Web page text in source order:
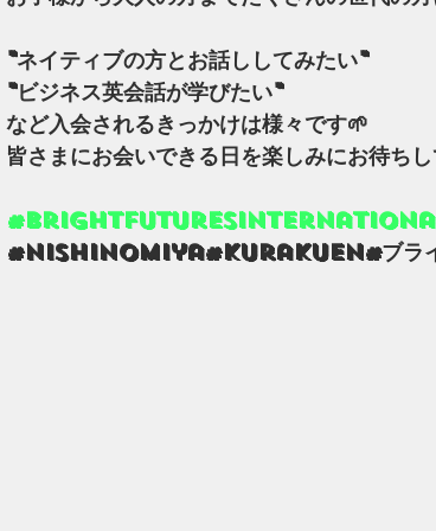
"ネイティブの方とお話ししてみたい"
"ビジネス英会話が学びたい"
など入会されるきっかけは様々です🌱
皆さまにお会いできる日を楽しみにお待ち
#nishinomiya#kurakuen#ブライトフ